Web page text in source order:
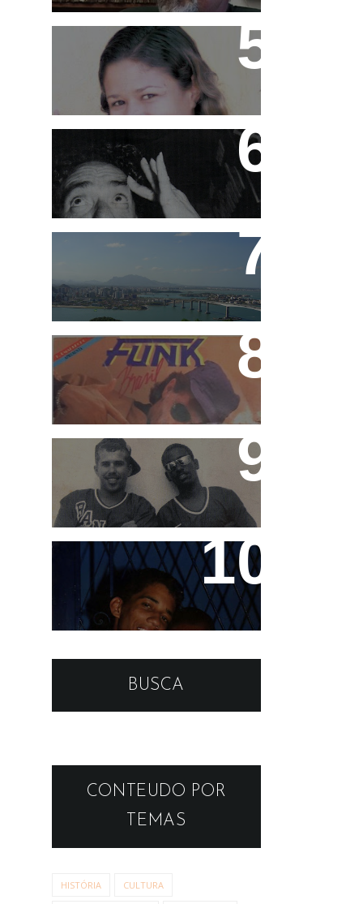
MC Pink
Ademir Lemos (in
memorian)
Funk Brasil e Rap Brasil
MC's Marquinhos (in
memorian) e Leleco
Teco e Buzunga
BUSCA
CONTEUDO POR
TEMAS
HISTÓRIA CULTURA